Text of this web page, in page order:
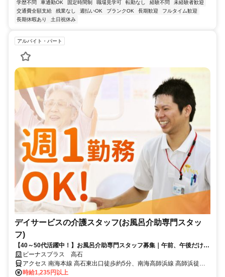
学歴不問
車通勤OK 固定時間制 職場見学可 転勤なし 経験不問
未経験者歓迎
交通費全額支給
残業なし 週払いOK ブランクOK 長期歓迎
フルタイム歓迎
長期休暇あり
土日祝休み
アルバイト・パート
デイサービスの介護スタッフ(お風呂介助専門スタッ
フ)
【40～50代活躍中！】お風呂介助専門スタッフ募集｜午前、午後だけＯ
Ｋ・週1日～OK！ライフスタイルに合わせて働ける
ビーナスプラス 高石
アクセス 南海本線 高石東出口徒歩約5分、南海高師浜線 高師浜徒歩
約14分
時給1,235円以上